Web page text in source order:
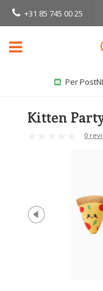
+31 85 745 00 25
Per
Kitten
0